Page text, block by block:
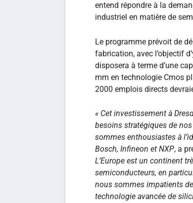
entend répondre à la
industriel en matière de
Le programme prévoit de
fabrication, avec l’objectif
disposera à terme d’une
mm en technologie Cmos
2000 emplois directs
« Cet investissement à
besoins stratégiques de
sommes enthousiastes à
Bosch, Infineon et NXP, a
L’Europe est un continent
semiconducteurs, en
nous sommes impatients
technologie avancée de